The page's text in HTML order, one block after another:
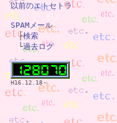
以前のエトセトラ
SPAMメール
├検索
└過去ログ
H16.12.18～